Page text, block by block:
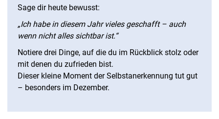
Sage dir heute bewusst:
„Ich habe in diesem Jahr vieles geschafft – auch
wenn nicht alles sichtbar ist.“
Notiere drei Dinge, auf die du im Rückblick stolz oder
mit denen du zufrieden bist.
Dieser kleine Moment der Selbstanerkennung tut gut
– besonders im Dezember.